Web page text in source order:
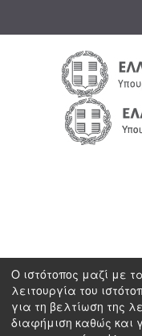
Ο ιστότοπος μαζί με
λειτουργία του
για τη βελτίωση της
διαφήμιση καθώς και